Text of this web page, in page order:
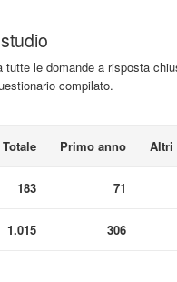
le domande a risposta
compilato.
Totale Primo anno Altri
183 71
1.015 306